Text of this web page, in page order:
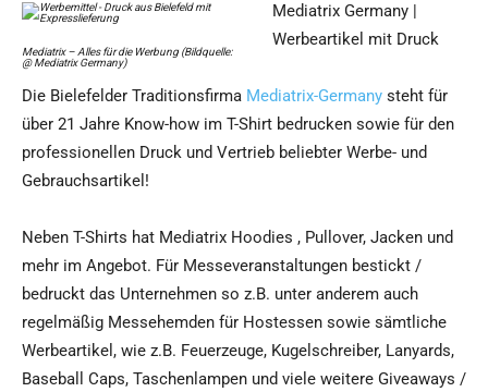
Mediatrix – Alles für die Werbung (Bildquelle:
@ Mediatrix Germany)
Mediatrix Germany |
Werbeartikel mit Druck
Die Bielefelder Traditionsfirma Mediatrix-Germany steht für
über 21 Jahre Know-how im T-Shirt bedrucken sowie für den
professionellen Druck und Vertrieb beliebter Werbe- und
Gebrauchsartikel!
Neben T-Shirts hat Mediatrix Hoodies , Pullover, Jacken und
mehr im Angebot. Für Messeveranstaltungen bestickt /
bedruckt das Unternehmen so z.B. unter anderem auch
regelmäßig Messehemden für Hostessen sowie sämtliche
Werbeartikel, wie z.B. Feuerzeuge, Kugelschreiber, Lanyards,
Baseball Caps, Taschenlampen und viele weitere Giveaways /